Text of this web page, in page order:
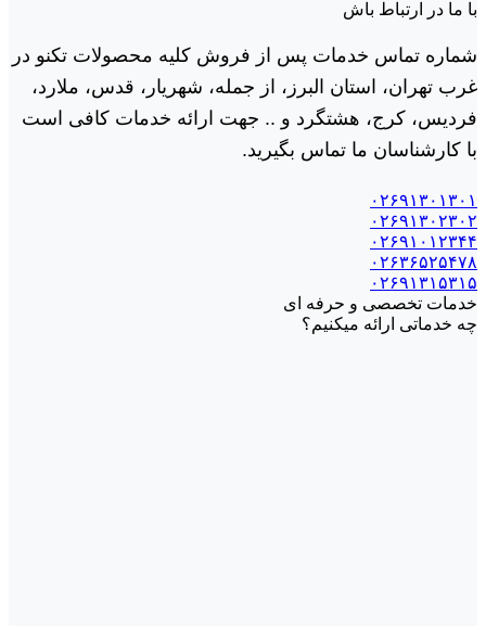
با ما در ارتباط باش
شماره تماس خدمات پس از فروش کلیه محصولات تکنو در
غرب تهران، استان البرز، از جمله، شهریار، قدس، ملارد،
فردیس، کرج، هشتگرد و .. جهت ارائه خدمات کافی است
با کارشناسان ما تماس بگیرید.
۰۲۶۹۱۳۰۱۳۰۱
۰۲۶۹۱۳۰۲۳۰۲
۰۲۶۹۱۰۱۲۳۴۴
۰۲۶۳۶۵۲۵۴۷۸
۰۲۶۹۱۳۱۵۳۱۵
خدمات تخصصی و حرفه ای
چه خدماتی ارائه میکنیم؟